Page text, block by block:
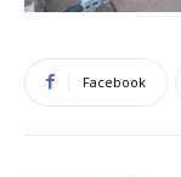
Facebook